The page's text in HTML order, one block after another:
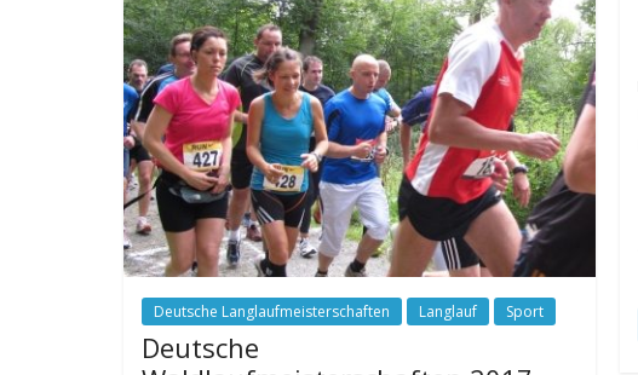
Deutsche Langlaufmeisterschaften Langlauf Sport
Deutsche